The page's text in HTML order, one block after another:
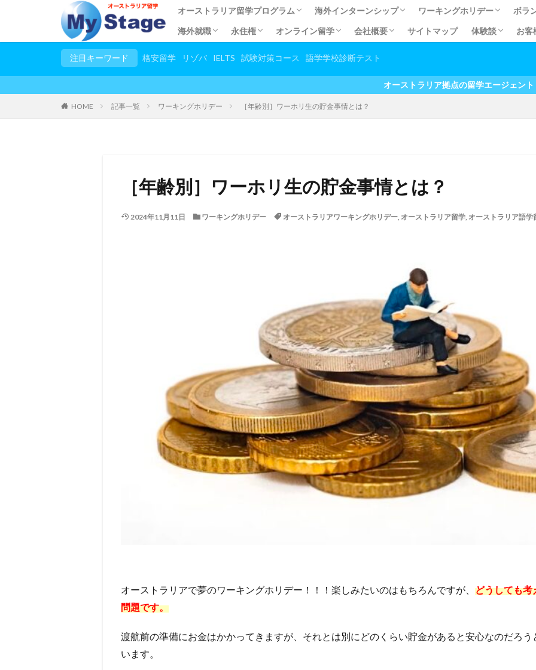
オーストラリア留学プログラム
都市別語学学校
語学留学
専門学校留学
短期語学留学
大学・大学院留学
小/中/高校留学
幼稚園留学
トビタテ留学JAPAN
親子留学
2カ国留学
他国の留学一覧
春休み夏休み大学生プログラム
試験対策コース
日本語教師養成講座
児童英語教師養成講座(TECSOL)
英語教師養成講座(TESOL)
お稽古留学
シニア留学
スタディーツアー
田舎ステイプログラム
海外インターンシップ
オーストラリア有給インターンシップ
オーストラリア有給インターンシップ体験談
有給インターンシップQ&A
カナダ有給インターンシップ
オーストラリア無給インターンシップ
オーストラリア無給インターンシップ体験談
無給インターンシップＱ＆Ａ
ワーキングホリデー
ワーキングホリデーとは？
留学費用の元が取れるワーホ
ワーホリお得なパッケージ
英語力向上だけじゃない！
あなたに合うビザを見つけ
【コラム】ワーホリ＆留学
【準備編】海外生活必須アイ
【準備編】オーストラリア
ボラ
幼
日
海外就職
シンガポールで海外就職
応募条件
プログラムの流れ
永住権
住みやすい国No.1！で暮らす
永住権取得への道
申請手続きの流れ
留学して永住権が目指せる道
ビザ申請を依頼する利点
永住権にまつわるよくある質問
オンライン留学
コスト抑えて英語力アップ！オンライン留学
しっかり英語力アップ！セレクティブ英会話
お家でお手軽英語学習♪オンライン英会話
会社概要
会社概要
アクセス
マイステージ スタッフプロフィール
プライバシーポリシー
サイトマップ 体験談 お客
注目キーワード 格安留学 リゾバ IELTS 試験対策コース 語学学校診断テスト
オーストラリア拠点の留学エージェント お得なキャン
HOME 記事一覧 ワーキングホリデー ［年齢別］ワーホリ生の貯金事情とは？
［年齢別］ワーホリ生の貯金事情とは？
2024年11月11日 ワーキングホリデー オーストラリアワーキングホリデー, オーストラリア留学, オーストラリア語学
オーストラリアで夢のワーキングホリデー！！！楽しみたいのはもちろんですが、 どうしても考
問題です。
渡航前の準備にお金はかかってきますが、それとは別にどのくらい貯金があると安心なのだろ
います。